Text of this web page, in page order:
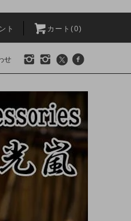
ト カート(0)
せ